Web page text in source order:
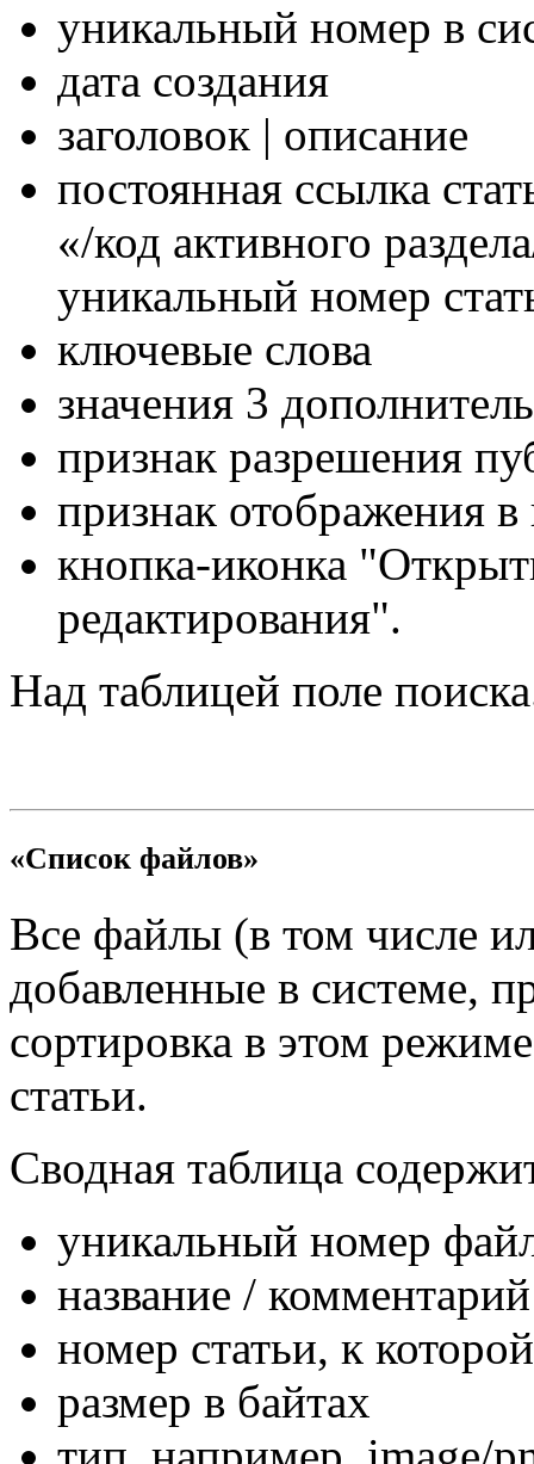
уникальный номер в
дата создания
заголовок | описание
постоянная ссылка
«/код активного
уникальный номер
ключевые слова
значения 3
признак разрешения
признак отображения в
кнопка-иконка
редактирования".
Над таблицей поле
«Список файлов»
Все файлы (в том числе
добавленные в системе,
сортировка в этом
статьи.
Сводная таблица
уникальный номер
название / комментарий
номер статьи, к
размер в байтах